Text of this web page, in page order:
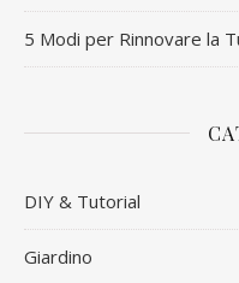
5 Modi per Rinnovare la
DIY & Tutorial
Giardino